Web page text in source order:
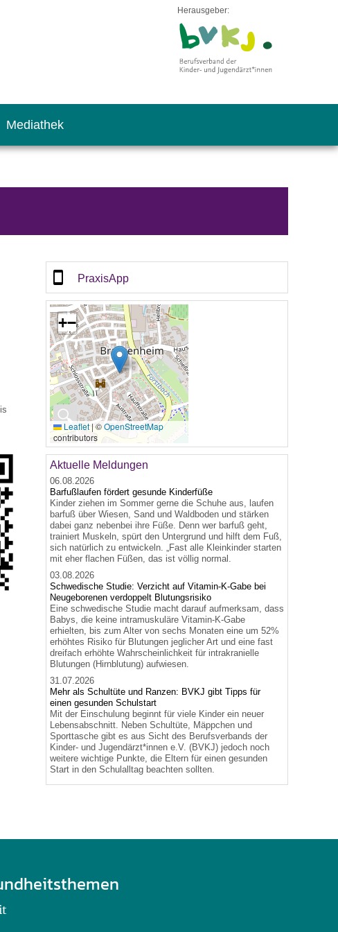
Herausgeber:
Mediathek
PraxisApp
🔍
+−
Leaflet|©OpenStreetMap
contributors
Aktuelle Meldungen
06.08.2026
Barfußlaufen fördert gesunde Kinderfüße
Kinder ziehen im Sommer gerne die Schuhe aus, laufen
barfuß über Wiesen, Sand und Waldboden und stärken
dabei ganz nebenbei ihre Füße. Denn wer barfuß geht,
trainiert Muskeln, spürt den Untergrund und hilft dem Fuß,
sich natürlich zu entwickeln. „Fast alle Kleinkinder starten
mit eher flachen Füßen, das ist völlig normal.
03.08.2026
Schwedische Studie: Verzicht auf Vitamin-K-Gabe bei
Neugeborenen verdoppelt Blutungsrisiko
Eine schwedische Studie macht darauf aufmerksam, dass
Babys, die keine intramuskuläre Vitamin-K-Gabe
erhielten, bis zum Alter von sechs Monaten eine um 52%
erhöhtes Risiko für Blutungen jeglicher Art und eine fast
dreifach erhöhte Wahrscheinlichkeit für intrakranielle
Blutungen (Hirnblutung) aufwiesen.
31.07.2026
Mehr als Schultüte und Ranzen: BVKJ gibt Tipps für
einen gesunden Schulstart
Mit der Einschulung beginnt für viele Kinder ein neuer
Lebensabschnitt. Neben Schultüte, Mäppchen und
Sporttasche gibt es aus Sicht des Berufsverbands der
Kinder- und Jugendärzt*innen e.V. (BVKJ) jedoch noch
weitere wichtige Punkte, die Eltern für einen gesunden
Start in den Schulalltag beachten sollten.